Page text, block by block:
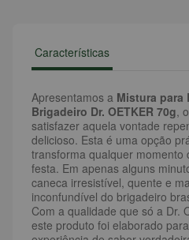
Características
Apresentamos a Mistura para
Brigadeiro Dr. OETKER 70g,
satisfazer aquela vontade
delicioso. Esta é uma opção
transforma qualquer momento
festa. Em apenas alguns
caneca irresistível, quente e
inconfundível do brigadeiro
Com a qualidade que só a Dr.
este produto foi elaborado